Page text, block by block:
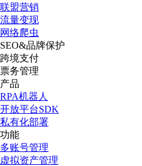
联盟营销
流量变现
网络爬虫
SEO&品牌保护
跨境支付
票务管理
产品
RPA机器人
开放平台SDK
私有化部署
功能
多账号管理
虚拟资产管理